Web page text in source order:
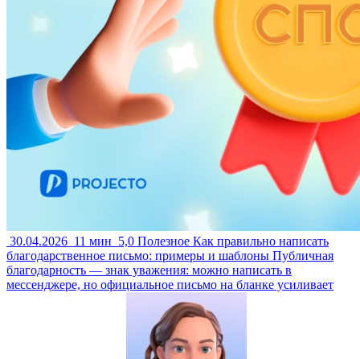
30.04.2026 11 мин 5,0 Полезное Как правильно написать
благодарственное письмо: примеры и шаблоны Публичная
благодарность — знак уважения: можно написать в
мессенджере, но официальное письмо на бланке усиливает